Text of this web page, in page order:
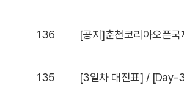
136 [공지]춘천코리아오픈
135